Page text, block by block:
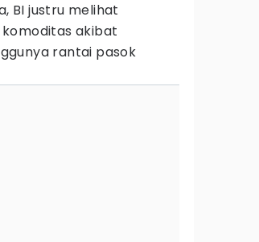
BI justru melihat
akibat
rantai pasok